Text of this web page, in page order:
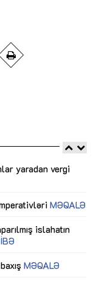
yaradan vergi
MƏQALƏ
islahatın
MƏQALƏ